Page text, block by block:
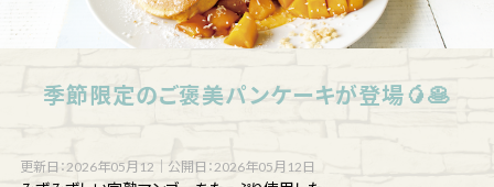
季節限定のご褒美パンケーキが登場🥭🥞
更新日：2026年05月12 公開日：2026年05月12日